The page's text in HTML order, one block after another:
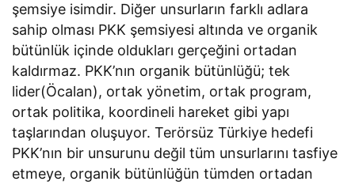
şemsiye isimdir. Diğer unsurların farklı adlara
sahip olması PKK şemsiyesi altında ve organik
bütünlük içinde oldukları gerçeğini ortadan
kaldırmaz. PKK’nın organik bütünlüğü; tek
lider(Öcalan), ortak yönetim, ortak program,
ortak politika, koordineli hareket gibi yapı
taşlarından oluşuyor. Terörsüz Türkiye hedefi
PKK’nın bir unsurunu değil tüm unsurlarını tasfiye
etmeye, organik bütünlüğün tümden ortadan